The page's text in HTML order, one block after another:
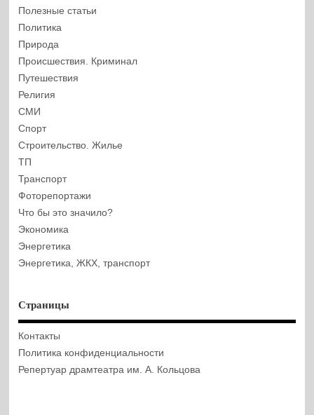
Полезные статьи
Политика
Природа
Происшествия. Криминал
Путешествия
Религия
СМИ
Спорт
Строительство. Жилье
ТП
Транспорт
Фоторепортажи
Что бы это значило?
Экономика
Энергетика
Энергетика, ЖКХ, транспорт
Страницы
Контакты
Политика конфиденциальности
Репертуар драмтеатра им. А. Кольцова